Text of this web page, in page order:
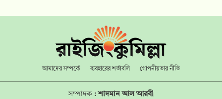
আমাদের সম্পর্কে ব্যবহারের শর্তাবলি গোপনীয়তার নীতি
সম্পাদক :শাদমান আল আরবী